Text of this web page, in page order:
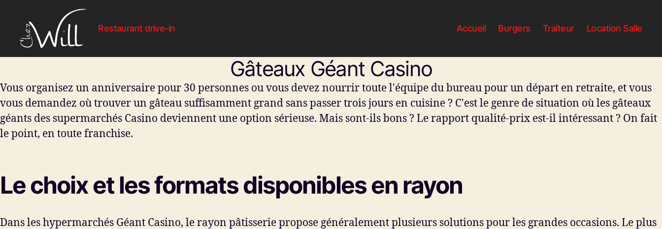
Restaurant
Drive-
In
Restaurant drive-in Accueil Burgers Traiteur Location Salle
Gâteaux Géant Casino
Vous organisez un anniversaire pour 30 personnes ou vous devez nourrir toute l'équipe du bureau pour un départ en retraite, et vous
vous demandez où trouver un gâteau suffisamment grand sans passer trois jours en cuisine ? C'est le genre de situation où les gâteaux
géants des supermarchés Casino deviennent une option sérieuse. Mais sont-ils bons ? Le rapport qualité-prix est-il intéressant ? On fait
le point, en toute franchise.
Le choix et les formats disponibles en rayon
Dans les hypermarchés Géant Casino, le rayon pâtisserie propose généralement plusieurs solutions pour les grandes occasions. Le plus